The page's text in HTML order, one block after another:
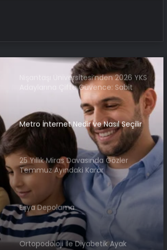
Nişantaşı Üniversitesi’nden 2026 YKS
Adaylarına Çifte Güvence: Sabit
Ücret ve Kesintisiz Burs
Metro İnternet Nedir ve Nasıl Seçilir
25 Yıllık Miras Davasında Gözler
Temmuz Ayındaki Karar
Duruşmasına Çevrildi
Eşya Depolama
Ortopodoloji İle Diyabetik Ayak